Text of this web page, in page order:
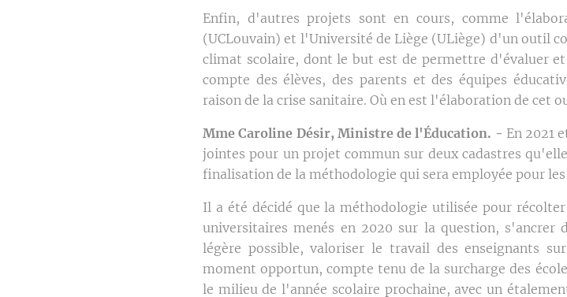
Enfin, d'autres projets sont en cours, comme
(UCLouvain) et l'Université de Liège (ULiège) d'un outil
climat scolaire, dont le but est de permettre d'évaluer
compte des élèves, des parents et des équipes
raison de la crise sanitaire. Où en est l'élaboration de cet
Mme Caroline Désir, Ministre de l'Éducation. - En 2021
jointes pour un projet commun sur deux cadastres
finalisation de la méthodologie qui sera employée pour
Il a été décidé que la méthodologie utilisée pour
universitaires menés en 2020 sur la question,
légère possible, valoriser le travail des enseignants
moment opportun, compte tenu de la surcharge des
le milieu de l'année scolaire prochaine, avec un